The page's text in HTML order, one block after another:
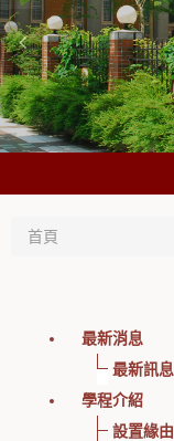
首頁
最新消息
最新訊息
學程介紹
設置緣由